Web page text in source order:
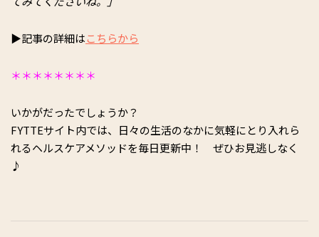
▶記事の詳細はこちらから
＊＊＊＊＊＊＊＊
いかがだったでしょうか？
FYTTEサイト内では、日々の生活のなかに気軽にとり入れら
れるヘルスケアメソッドを毎日更新中！ ぜひお見逃しなく
♪